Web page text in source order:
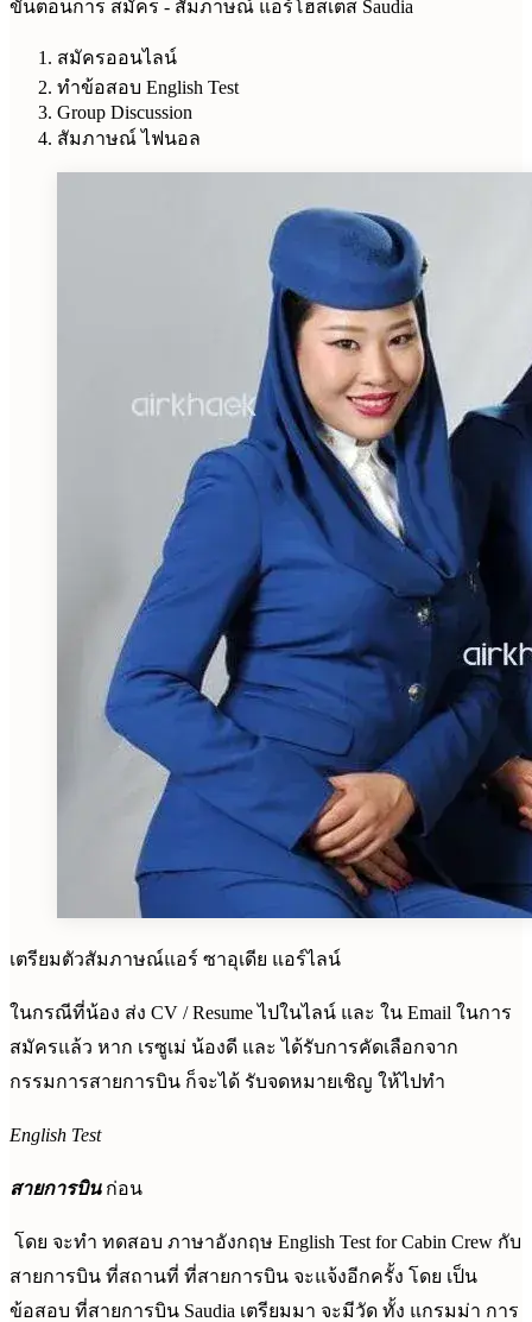
ขั้นตอนการ สมัคร - สัมภาษณ์ แอร์โฮสเตส Saudia
สมัครออนไลน์
ทำข้อสอบ English Test
Group Discussion
สัมภาษณ์ ไฟนอล
เตรียมตัวสัมภาษณ์แอร์ ซาอุเดีย แอร์ไลน์
ในกรณีที่น้อง ส่ง CV / Resume ไปในไลน์ และ ใน Email ในการ
สมัครแล้ว หาก เรซูเม่ น้องดี และ ได้รับการคัดเลือกจาก
กรรมการสายการบิน ก็จะได้ รับจดหมายเชิญ ให้ไปทำ
English Test
สายการบินก่อน
โดย จะทำ ทดสอบ ภาษาอังกฤษ English Test for Cabin Crew กับ
สายการบิน ที่สถานที่ ที่สายการบิน จะแจ้งอีกครั้ง โดย เป็น
ข้อสอบ ที่สายการบิน Saudia เตรียมมา จะมีวัด ทั้ง แกรมม่า การ